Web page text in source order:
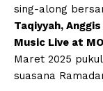
sing-along
Taqiyyah,
Music Live at
Maret 2025
suasana